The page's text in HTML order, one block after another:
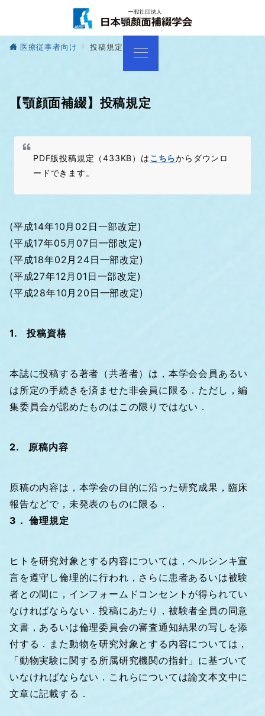
医療従事者向け 投稿規定
【顎顔面補綴】投稿規定
PDF版投稿規定（433KB）はこちらからダウンロ
ードできます。
(平成14年10月02日一部改定)
(平成17年05月07日一部改定)
(平成18年02月24日一部改定)
(平成27年12月01日一部改定)
(平成28年10月20日一部改定)
1. 投稿資格
本誌に投稿する著者（共著者）は，本学会会員あるい
は所定の手続きを済ませた非会員に限る．ただし，編
集委員会が認めたものはこの限りではない．
2. 原稿内容
原稿の内容は，本学会の目的に沿った研究成果，臨床
報告などで，未発表のものに限る．
3． 倫理規定
ヒトを研究対象とする内容については，ヘルシンキ宣
言を遵守し倫理的に行われ，さらに患者あるいは被験
者との間に，インフォームドコンセントが得られてい
なければならない．投稿にあたり，被験者全員の同意
文書，あるいは倫理委員会の審査通知結果の写しを添
付する．また動物を研究対象とする内容については，
「動物実験に関する所属研究機関の指針」に基づいて
いなければならない．これらについては論文本文中に
文章に記載する．